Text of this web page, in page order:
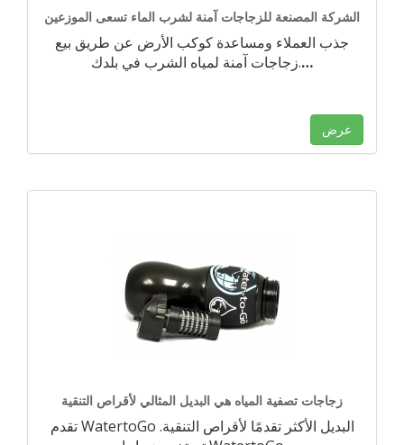
الشركة المصنعة للزجاجات آمنة لشرب الماء تسعى الموزعين
جذب العملاء ومساعدة كوكب الأرض عن طريق بيع
زجاجات آمنة لمياه الشرب في بلدك.…
عرض
زجاجات تصفية المياه هي البديل المثالي لأقراص التنقية
تقدم WatertoGo البديل الأكثر تقدمًا لأقراص التنقية.